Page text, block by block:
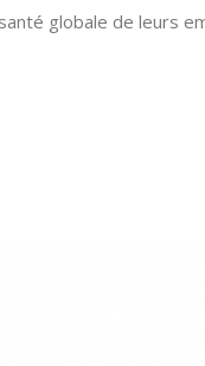
globale de leurs